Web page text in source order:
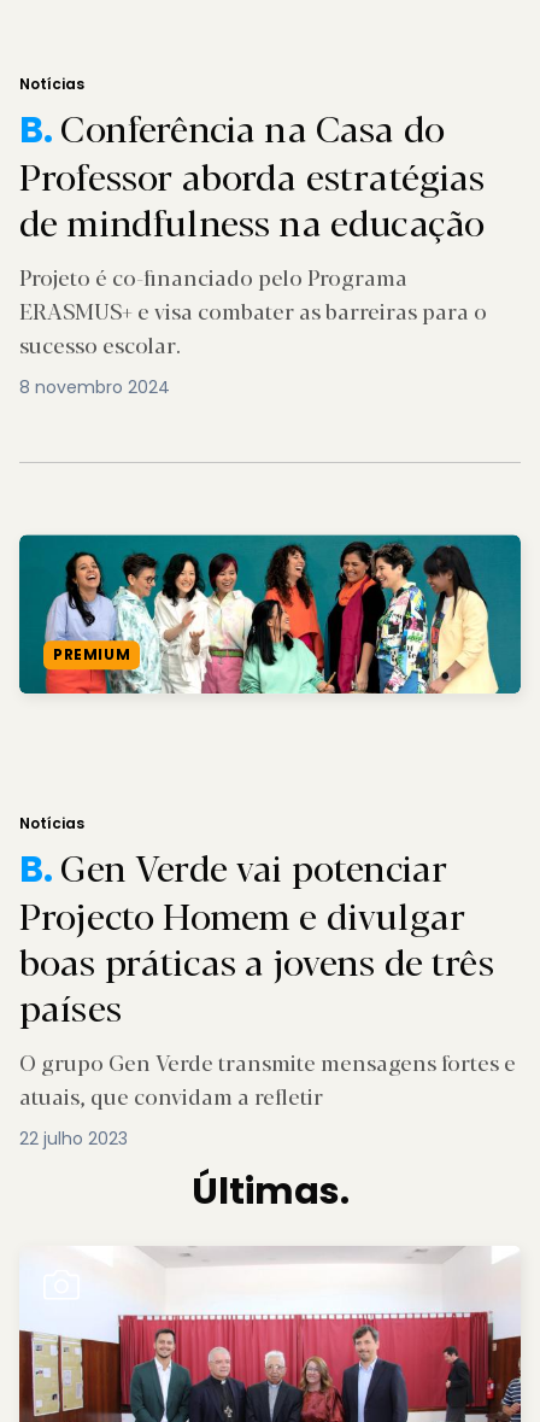
Notícias
B.Conferência na Casa do
Professor aborda estratégias
de mindfulness na educação
Projeto é co-financiado pelo Programa
ERASMUS+ e visa combater as barreiras para o
sucesso escolar.
8 novembro 2024
PREMIUM
Notícias
B.Gen Verde vai potenciar
Projecto Homem e divulgar
boas práticas a jovens de três
países
O grupo Gen Verde transmite mensagens fortes e
atuais, que convidam a refletir
22 julho 2023
Últimas.